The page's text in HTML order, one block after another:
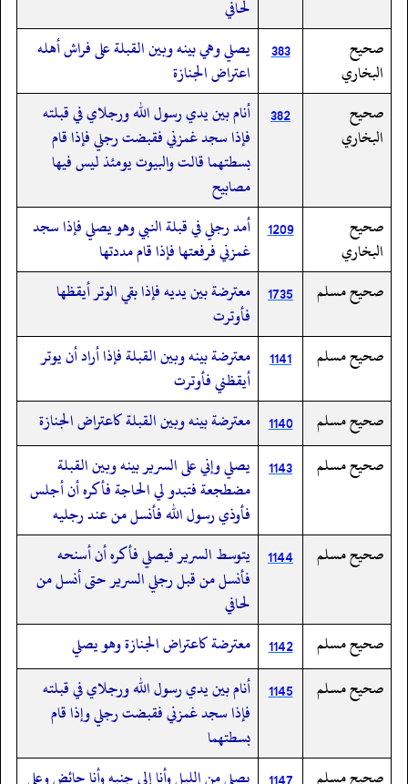
لحافي
صحيح
البخاري
383
يصلي وهي بينه وبين القبلة على فراش أهله
اعتراض الجنازة
صحيح
البخاري
382
أنام بين يدي رسول الله ورجلاي في قبلته
فإذا سجد غمزني فقبضت رجلي فإذا قام
بسطتهما قالت والبيوت يومئذ ليس فيها
مصابيح
صحيح
البخاري
1209 أمد رجلي في قبلة النبي وهو يصلي فإذا سجد
غمزني فرفعتها فإذا قام مددتها
صحيح مسلم
1735 معترضة بين يديه فإذا بقي الوتر أيقظها
فأوترت
صحيح مسلم
1141
معترضة بينه وبين القبلة فإذا أراد أن يوتر
أيقظني فأوترت
صحيح مسلم
1140
معترضة بينه وبين القبلة كاعتراض الجنازة
صحيح مسلم
1143
يصلي وإني على السرير بينه وبين القبلة
مضطجعة فتبدو لي الحاجة فأكره أن أجلس
فأوذي رسول الله فأنسل من عند رجليه
صحيح مسلم
1144
يتوسط السرير فيصلي فأكره أن أسنحه
فأنسل من قبل رجلي السرير حتى أنسل من
لحافي
صحيح مسلم
1142
معترضة كاعتراض الجنازة وهو يصلي
صحيح مسلم
1145
أنام بين يدي رسول الله ورجلاي في قبلته
فإذا سجد غمزني فقبضت رجلي وإذا قام
بسطتهما
صحيح مسلم
يصلي من الليل وأنا إلى جنبه وأنا حائض وعلي